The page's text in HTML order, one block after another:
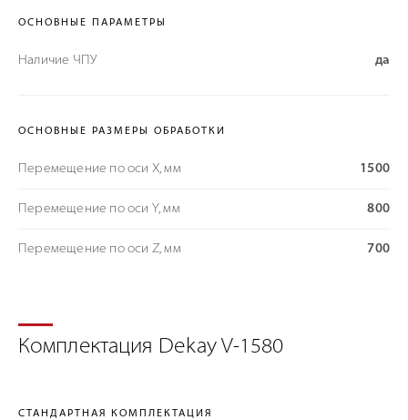
ОСНОВНЫЕ ПАРАМЕТРЫ
Наличие ЧПУ да
ОСНОВНЫЕ РАЗМЕРЫ ОБРАБОТКИ
Перемещение по оси X, мм 1500
Перемещение по оси Y, мм 800
Перемещение по оси Z, мм 700
Комплектация Dekay V-1580
СТАНДАРТНАЯ КОМПЛЕКТАЦИЯ